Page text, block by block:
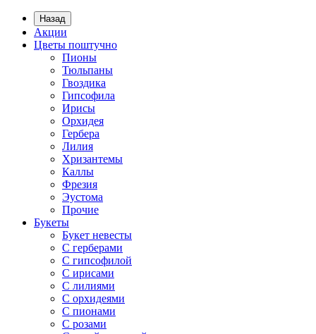
Назад
Акции
Цветы поштучно
Пионы
Тюльпаны
Гвоздика
Гипсофила
Ирисы
Орхидея
Гербера
Лилия
Хризантемы
Каллы
Фрезия
Эустома
Прочие
Букеты
Букет невесты
С герберами
С гипсофилой
С ирисами
С лилиями
С орхидеями
С пионами
С розами